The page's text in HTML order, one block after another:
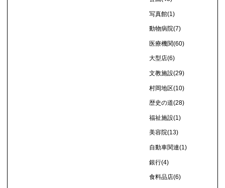
写真館(1)
動物病院(7)
医療機関(60)
大型店(6)
文教施設(29)
村岡地区(10)
歴史の道(28)
福祉施設(1)
美容院(13)
自動車関連(1)
銀行(4)
食料品店(6)